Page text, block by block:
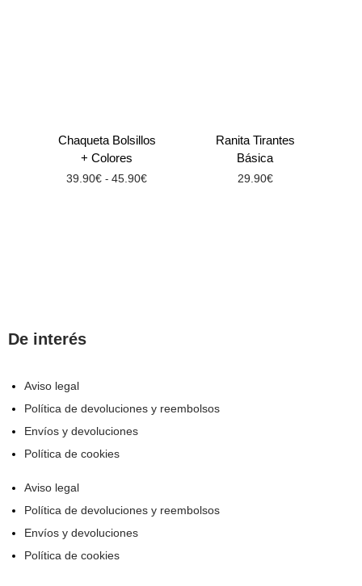
Chaqueta Bolsillos
+ Colores
39.90€ - 45.90€
Ranita Tirantes
Básica
29.90€
De interés
Aviso legal
Política de devoluciones y reembolsos
Envíos y devoluciones
Política de cookies
Aviso legal
Política de devoluciones y reembolsos
Envíos y devoluciones
Política de cookies